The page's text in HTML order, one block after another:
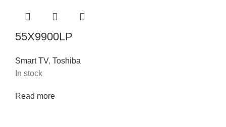
55X9900LP
Smart TV, Toshiba
In stock
Read more